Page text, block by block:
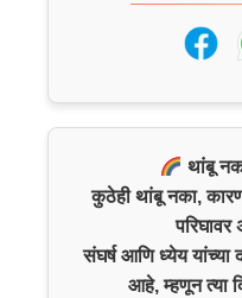
थांबू
कुठेही थांबू नका,
संघर्ष आणि ध्येय यांच्या
आहे, म्हणून त्या